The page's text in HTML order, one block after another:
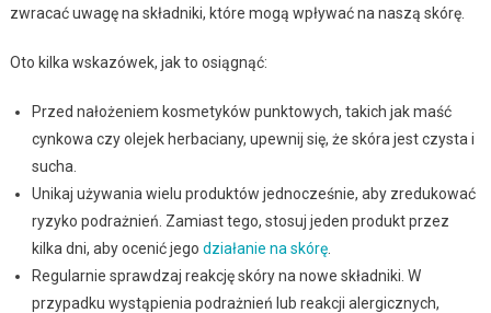
zwracać uwagę na składniki, które mogą wpływać na naszą skórę.
Oto kilka wskazówek, jak to osiągnąć:
Przed nałożeniem kosmetyków punktowych, takich jak maść
cynkowa czy olejek herbaciany, upewnij się, że skóra jest czysta i
sucha.
Unikaj używania wielu produktów jednocześnie, aby zredukować
ryzyko podrażnień. Zamiast tego, stosuj jeden produkt przez
kilka dni, aby ocenić jego działanie na skórę.
Regularnie sprawdzaj reakcję skóry na nowe składniki. W
przypadku wystąpienia podrażnień lub reakcji alergicznych,